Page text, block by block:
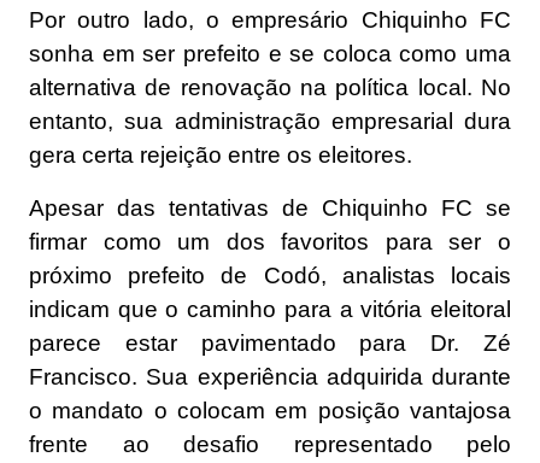
Por outro lado, o empresário Chiquinho FC
sonha em ser prefeito e se coloca como uma
alternativa de renovação na política local. No
entanto, sua administração empresarial dura
gera certa rejeição entre os eleitores.
Apesar das tentativas de Chiquinho FC se
firmar como um dos favoritos para ser o
próximo prefeito de Codó, analistas locais
indicam que o caminho para a vitória eleitoral
parece estar pavimentado para Dr. Zé
Francisco. Sua experiência adquirida durante
o mandato o colocam em posição vantajosa
frente ao desafio representado pelo